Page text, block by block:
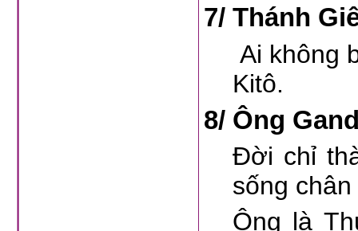
7/ Thánh
Ai không
Kitô.
8/ Ông
Đời chỉ
sống
Ông là